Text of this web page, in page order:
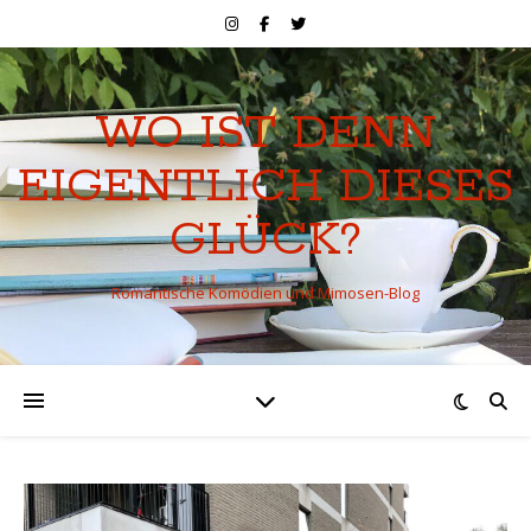
WO IST DENN
EIGENTLICH DIESES
GLÜCK?
Romantische Komödien und Mimosen-Blog